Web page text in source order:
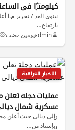
كيلومترًا في
نينوى الغد / تحرير م.ا
بارتفاع…
adminيومين مضت
الاخبار العراقية
عسكرية شمال
وإلى ديالى حيث أعلن
وبإسناد من…